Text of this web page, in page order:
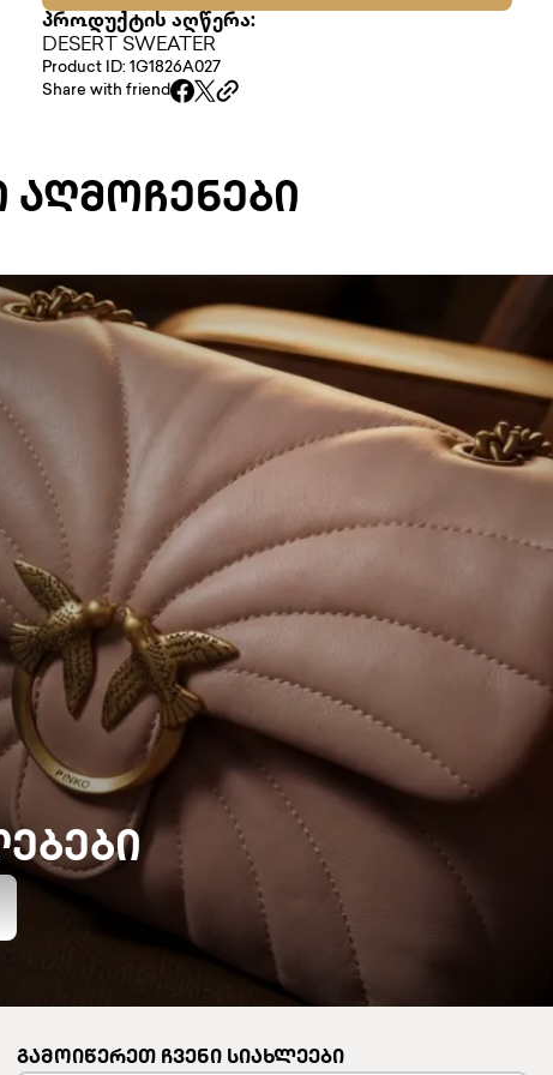
პროდუქტის აღწერა:
DESERT SWEATER
Product ID: 1G1826A027
Share with friend
ᲒᲐᲛᲝᲘᲬᲔᲠᲔᲗ ᲩᲕᲔᲜᲘ ᲡᲘᲐᲮᲚᲔᲔᲑᲘ